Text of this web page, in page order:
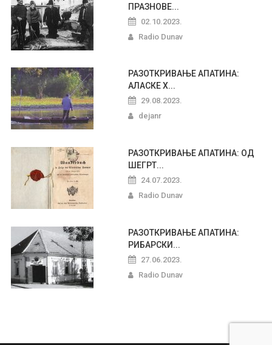
ПРАЗНОВЕ...
02.10.2023.
Radio Dunav
РАЗОТКРИВАЊЕ АПАТИНА:
АЛАСКЕ Х...
29.08.2023.
dejanr
РАЗОТКРИВАЊЕ АПАТИНА: ОД
ШЕГРТ...
24.07.2023.
Radio Dunav
РАЗОТКРИВАЊЕ АПАТИНА:
РИБАРСКИ...
27.06.2023.
Radio Dunav